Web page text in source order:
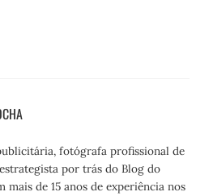
fotógrafa profissional de
por trás do Blog do
mais de 15 anos de experiência nos